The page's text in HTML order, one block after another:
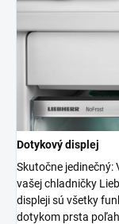
Dotykový displej
Skutočne jedinečný:
vašej chladničky
displeji sú všetky
dotykom prsta